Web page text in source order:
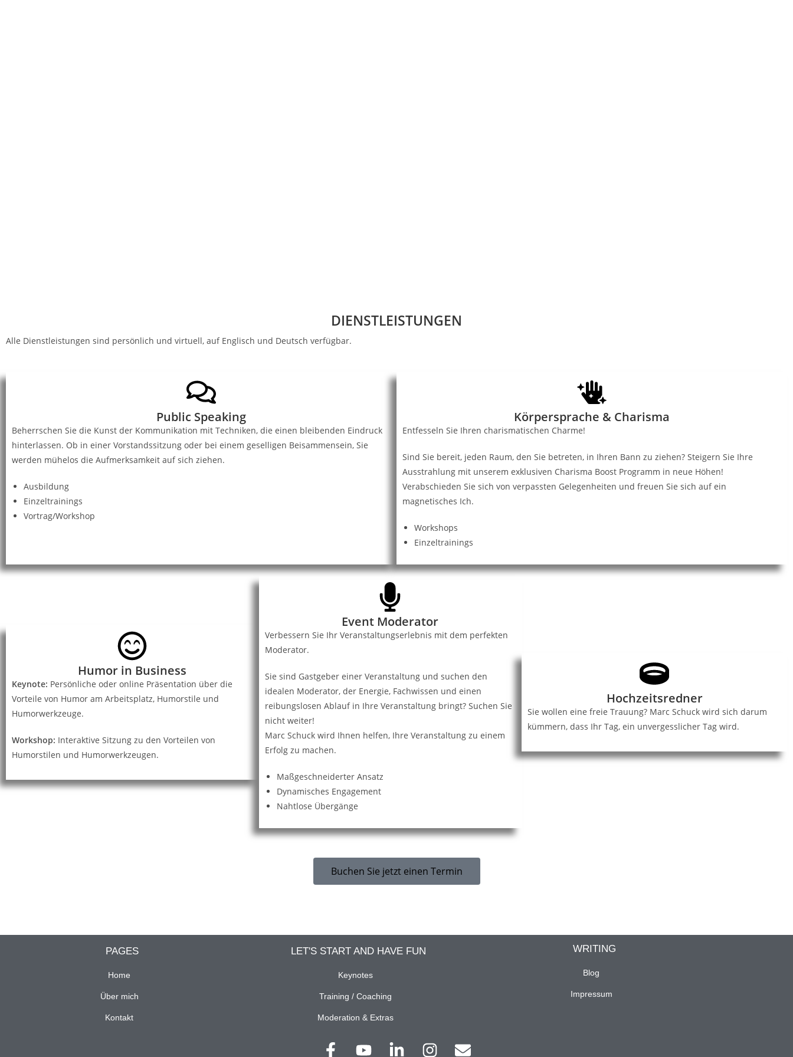
DIENSTLEISTUNGEN
Alle Dienstleistungen sind persönlich und virtuell, auf Englisch und Deutsch verfügbar.
Public Speaking
Beherrschen Sie die Kunst der Kommunikation mit Techniken, die einen bleibenden Eindruck
hinterlassen. Ob in einer Vorstandssitzung oder bei einem geselligen Beisammensein, Sie
werden mühelos die Aufmerksamkeit auf sich ziehen.
Ausbildung
Einzeltrainings
Vortrag/Workshop
Körpersprache & Charisma
Entfesseln Sie Ihren charismatischen Charme!
Sind Sie bereit, jeden Raum, den Sie betreten, in Ihren Bann zu ziehen? Steigern Sie Ihre
Ausstrahlung mit unserem exklusiven Charisma Boost Programm in neue Höhen!
Verabschieden Sie sich von verpassten Gelegenheiten und freuen Sie sich auf ein
magnetisches Ich.
Workshops
Einzeltrainings
Humor in Business
Keynote: Persönliche oder online Präsentation über die
Vorteile von Humor am Arbeitsplatz, Humorstile und
Humorwerkzeuge.
Workshop: Interaktive Sitzung zu den Vorteilen von
Humorstilen und Humorwerkzeugen.
Event Moderator
Verbessern Sie Ihr Veranstaltungserlebnis mit dem perfekten
Moderator.
Sie sind Gastgeber einer Veranstaltung und suchen den
idealen Moderator, der Energie, Fachwissen und einen
reibungslosen Ablauf in Ihre Veranstaltung bringt? Suchen Sie
nicht weiter!
Marc Schuck wird Ihnen helfen, Ihre Veranstaltung zu einem
Erfolg zu machen.
Maßgeschneiderter Ansatz
Dynamisches Engagement
Nahtlose Übergänge
Hochzeitsredner
Sie wollen eine freie Trauung? Marc Schuck wird sich darum
kümmern, dass Ihr Tag, ein unvergesslicher Tag wird.
Buchen Sie jetzt einen Termin
PAGES
Home
Über mich
Kontakt
LET'S START AND HAVE FUN
Keynotes
Training / Coaching
Moderation & Extras
WRITING
Blog
Impressum